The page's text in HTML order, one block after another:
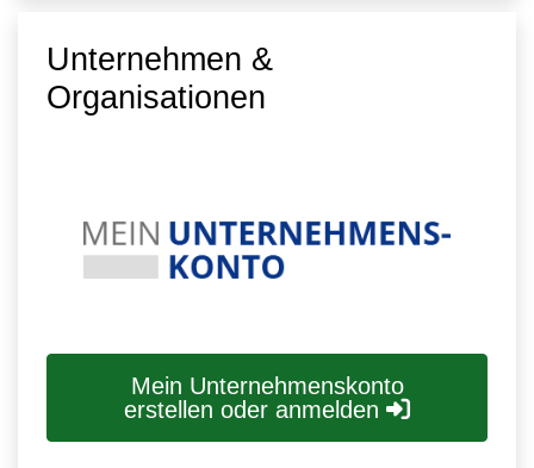
Unternehmen &
Organisationen
Mein Unternehmenskonto
erstellen oder anmelden